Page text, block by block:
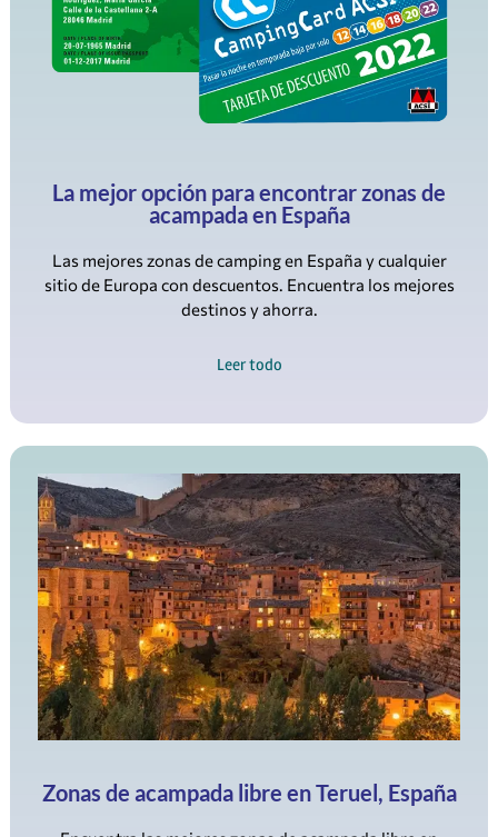
La mejor opción para encontrar zonas de
acampada en España
Las mejores zonas de camping en España y cualquier
sitio de Europa con descuentos. Encuentra los mejores
destinos y ahorra.
Leer todo
Zonas de acampada libre en Teruel, España